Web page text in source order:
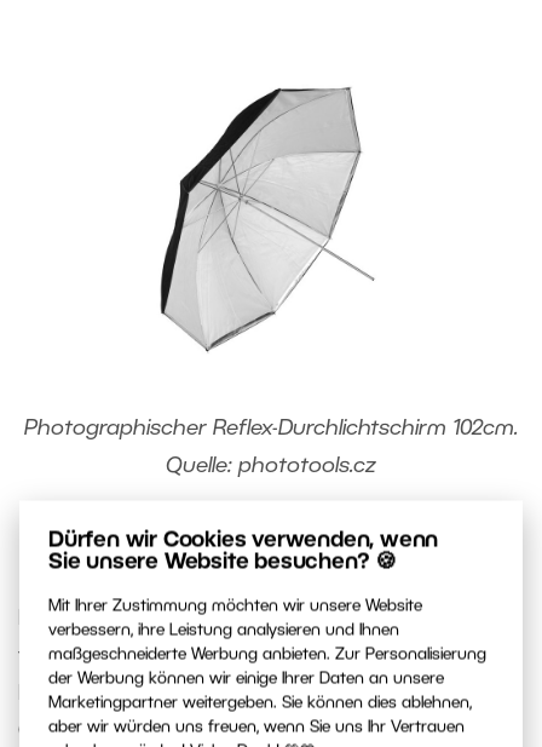
Dürfen wir Cookies verwenden, wenn
Sie unsere Website besuchen? 🍪
Mit Ihrer Zustimmung möchten wir unsere Website
verbessern, ihre Leistung analysieren und Ihnen
maßgeschneiderte Werbung anbieten. Zur Personalisierung
der Werbung können wir einige Ihrer Daten an unsere
Marketingpartner weitergeben. Sie können dies ablehnen,
aber wir würden uns freuen, wenn Sie uns Ihr Vertrauen
Photographischer Reflex-Durchlichtschirm 102cm.
Quelle: phototools.cz
Fresnel-Linse
Die Fresnel-Linse ist nach ihrem Erfinder, dem
französischen Physiker Augustin-Jean Fresnel,
benannt und steht an der Grenze zwischen den
Gruppen von Modifikatoren, die das Licht weicher